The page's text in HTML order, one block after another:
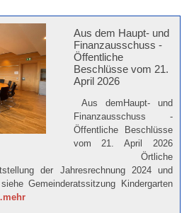
Aus dem Haupt- und
Finanzausschuss -
Öffentliche
Beschlüsse vom 21.
April 2026
Aus demHaupt- und
Finanzausschuss -
Öffentliche Beschlüsse
vom 21. April 2026
der Jahresrechnung 2024 und
Gemeinderatssitzung Kindergarten